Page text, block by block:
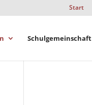
Start
Schulgemeinschaft